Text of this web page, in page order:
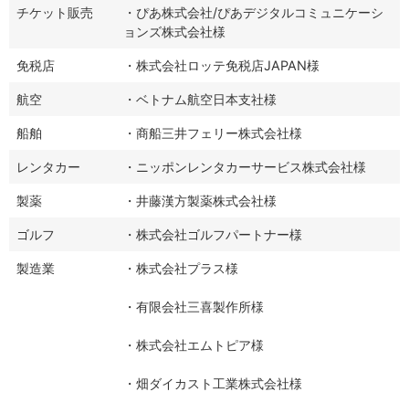
チケット販売
・ぴあ株式会社/ぴあデジタルコミュニケーシ
ョンズ株式会社様
免税店 ・株式会社ロッテ免税店JAPAN様
航空 ・ベトナム航空日本支社様
船舶 ・商船三井フェリー株式会社様
レンタカー ・ニッポンレンタカーサービス株式会社様
製薬 ・井藤漢方製薬株式会社様
ゴルフ ・株式会社ゴルフパートナー様
製造業 ・株式会社プラス様
・有限会社三喜製作所様
・株式会社エムトピア様
・畑ダイカスト工業株式会社様